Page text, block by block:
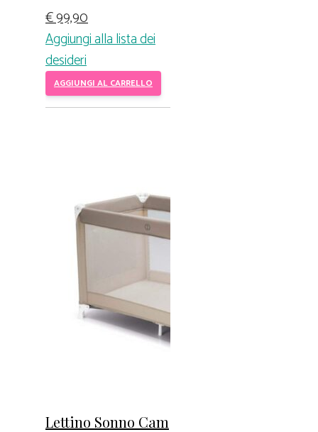
€99,90
Aggiungi alla lista dei
desideri
AGGIUNGI AL CARRELLO
Lettino Sonno Cam